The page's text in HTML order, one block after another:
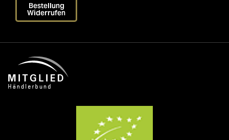
Bestellung
Widerrufen